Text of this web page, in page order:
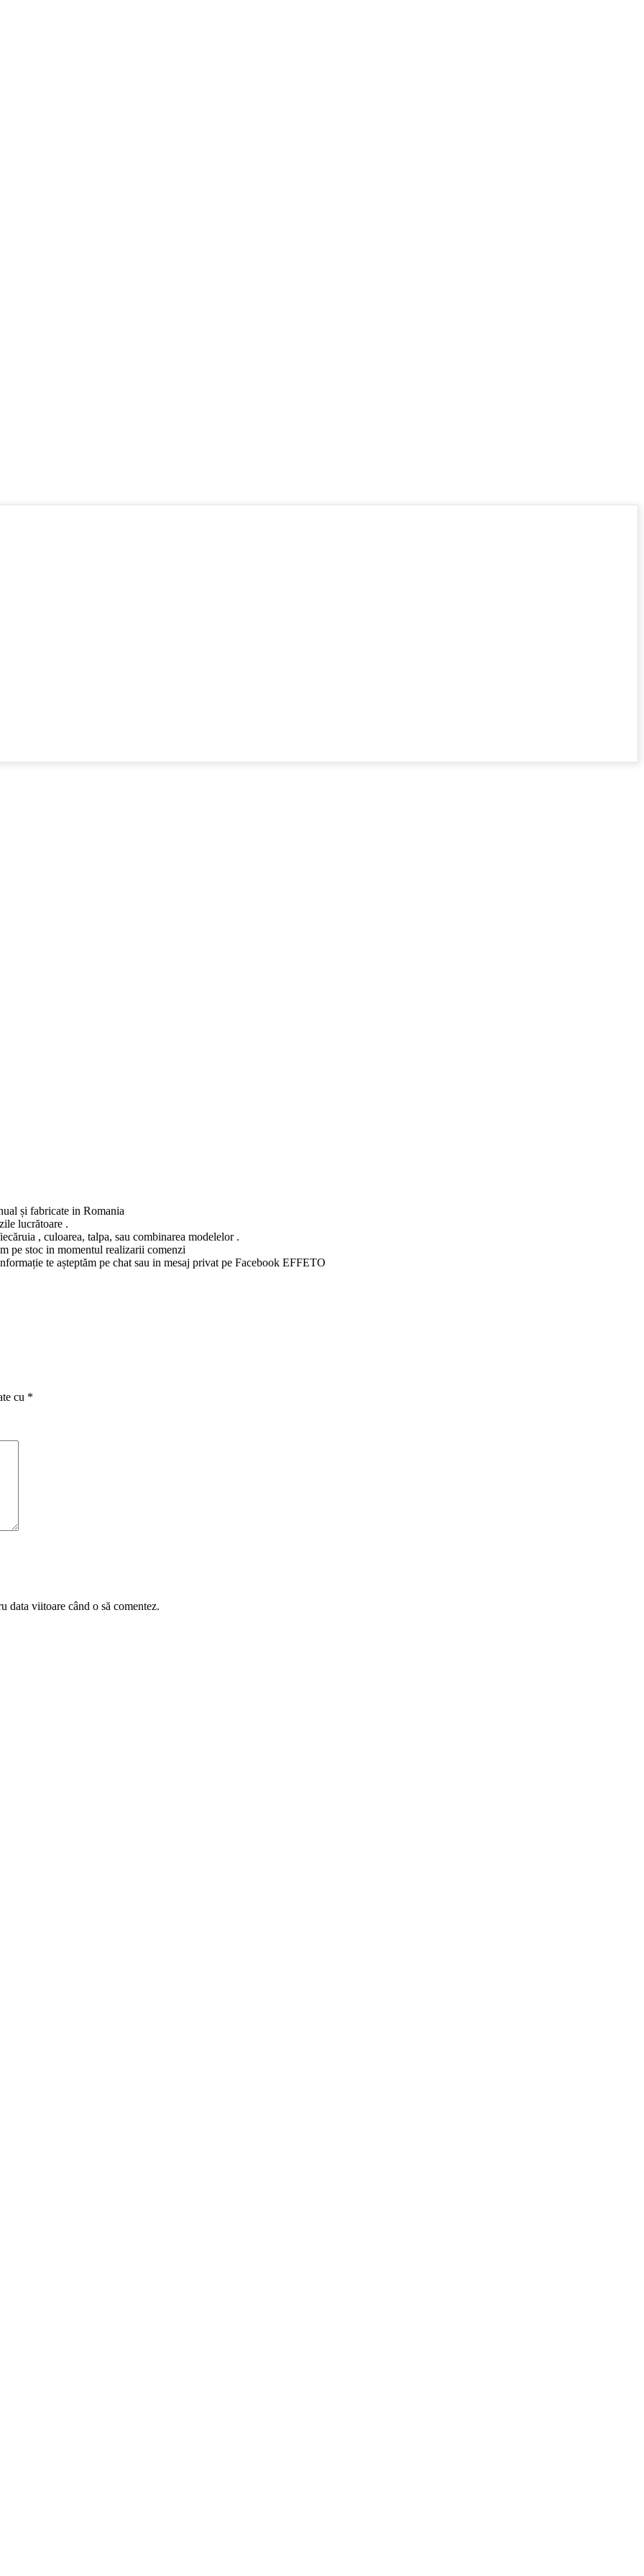
și fabricate in Romania
lucrătoare .
, culoarea, talpa, sau combinarea modelelor .
pe stoc in momentul realizarii comenzi
te așteptăm pe chat sau in mesaj privat pe Facebook EFFETO
cu *
data viitoare când o să comentez.